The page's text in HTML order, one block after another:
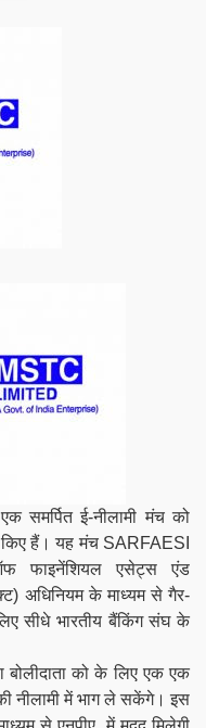
समर्पित ई-नीलामी मंच को
किए हैं। यह मंच SARFAESI
ऑफ फाइनेंशियल एसेट्स एंड
अधिनियम के माध्यम से गैर-
सीधे भारतीय बैंकिंग संघ के
बोलीदाता को के लिए एक एक
नीलामी में भाग ले सकेंगे। इस